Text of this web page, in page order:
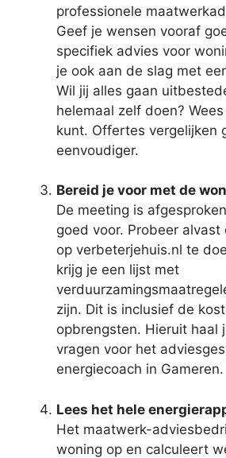
professionele
Geef je wensen vooraf
specifiek advies voor
je ook aan de slag met
Wil jij alles gaan
helemaal zelf doen?
kunt. Offertes vergelijken
eenvoudiger.
Bereid je voor met de
De meeting is
goed voor. Probeer
op verbeterjehuis.nl te
krijg je een lijst met
zijn. Dit is inclusief de
opbrengsten. Hieruit haal
vragen voor het
energiecoach in Gameren.
Lees het hele
Het maatwerk-
woning op en calculeert